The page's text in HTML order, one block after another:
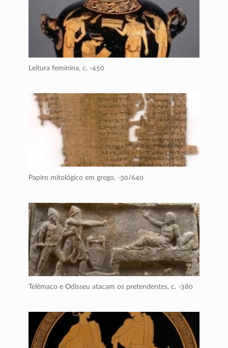
Leitura feminina, c. -450
Papiro mitológico em grego, -30/640
Telêmaco e Odisseu atacam os pretendentes, c. -380